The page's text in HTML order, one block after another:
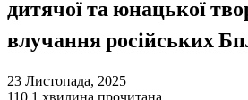
дитячої та юнацької
влучання російських
23 Листопада, 2025